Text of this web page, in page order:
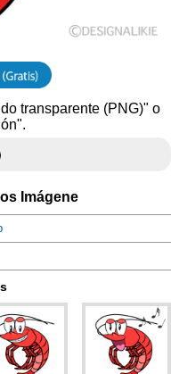
transparente (PNG)" o
Imágene